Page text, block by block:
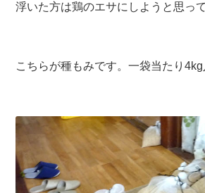
浮いた方は鶏のエサにしようと思っ
こちらが種もみです。一袋当たり4kg